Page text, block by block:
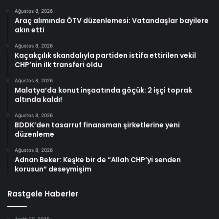
Ağustos 8, 2026
Araç alımında ÖTV düzenlemesi: Vatandaşlar bayilere
akın etti
Ağustos 8, 2026
Kaçakçılık skandalıyla partiden istifa ettirilen vekil
CHP’nin ilk transferi oldu
Ağustos 8, 2026
Malatya’da konut inşaatında göçük: 2 işçi toprak
altında kaldı!
Ağustos 8, 2026
BDDK’den tasarruf finansman şirketlerine yeni
düzenleme
Ağustos 8, 2026
Adnan Beker: Keşke bir de “Allah CHP’yi senden
korusun” deseymişim
Rastgele Haberler